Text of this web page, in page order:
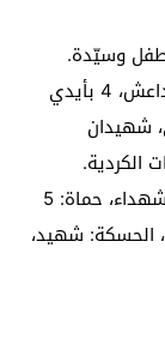
14 بقصف التحالف الدولي، 12 بأيدي تنظيم داعش، 4 بأيدي
شهيدان
الكردية.
الرقة: 13 شهيداً، حلب: 6 شهداء، ديرالزور: 5 شهداء، حماة: 5
الحسكة: شهيد،